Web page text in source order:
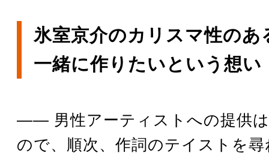
氷室京介のカリスマ性のあ
一緒に作りたいという想い
―― 男性アーティストへの提供
ので、順次、作詞のテイストを